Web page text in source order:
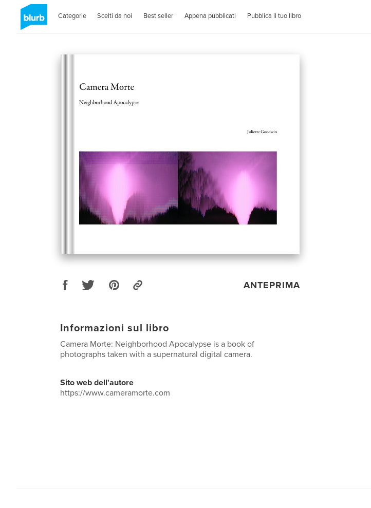
Categorie Scelti da noi Best seller Appena pubblicati Pubblica il tuo libro
ANTEPRIMA
Informazioni sul libro
Camera Morte: Neighborhood Apocalypse is a book of
photographs taken with a supernatural digital camera.
Sito web dell'autore
https://www.cameramorte.com